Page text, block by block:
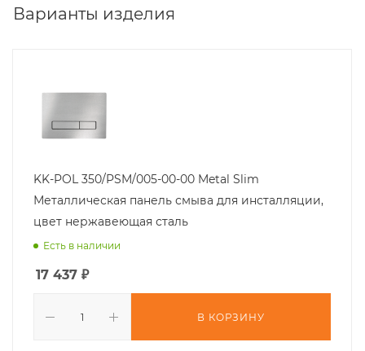
Варианты изделия
KK-POL 350/PSM/005-00-00 Metal Slim
Металлическая панель смыва для инсталляции,
цвет нержавеющая сталь
Есть в наличии
17 437 ₽
В КОРЗИНУ